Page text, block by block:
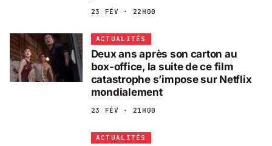
23 FÉV · 22H00
ACTUALITÉS
Deux ans après son carton au
box-office, la suite de ce film
catastrophe s’impose sur Netflix
mondialement
23 FÉV · 21H00
ACTUALITÉS